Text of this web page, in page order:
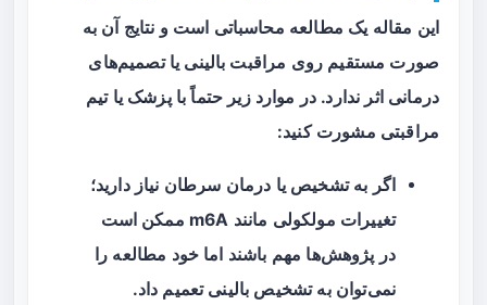
این مقاله یک مطالعه محاسباتی است و نتایج آن به
صورت مستقیم روی مراقبت بالینی یا تصمیم‌های
درمانی اثر ندارد. در موارد زیر حتماً با پزشک یا تیم
مراقبتی مشورت کنید:
اگر به تشخیص یا درمان سرطان نیاز دارید؛
تغییرات مولکولی مانند m6A ممکن است
در پژوهش‌ها مهم باشند اما خود مطالعه را
نمی‌توان به تشخیص بالینی تعمیم داد.